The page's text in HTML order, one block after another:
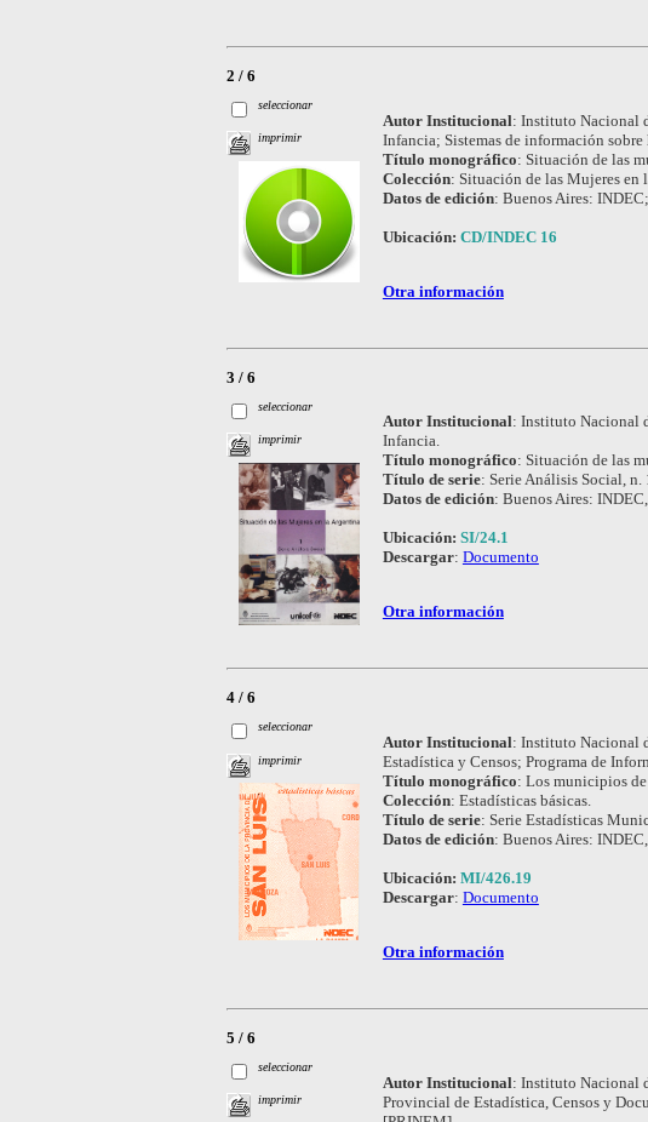
2 / 6
seleccionar
imprimir
Autor Institucional: Instituto Nacional
Infancia; Sistemas de información sobre
Título monográfico: Situación de las
Colección: Situación de las Mujeres en
Datos de edición: Buenos Aires:
Ubicación: CD/INDEC 16
Otra información
3 / 6
seleccionar
imprimir
Autor Institucional: Instituto Nacional
Infancia.
Título monográfico: Situación de las
Título de serie: Serie Análisis Social, n.
Datos de edición: Buenos Aires:
Ubicación: SI/24.1
Descargar: Documento
Otra información
4 / 6
seleccionar
imprimir
Autor Institucional: Instituto Nacional
Estadística y Censos; Programa de
Título monográfico: Los municipios
Colección: Estadísticas básicas.
Título de serie: Serie Estadísticas
Datos de edición: Buenos Aires:
Ubicación: MI/426.19
Descargar: Documento
Otra información
5 / 6
seleccionar
imprimir
Autor Institucional: Instituto Nacional
Provincial de Estadística, Censos y